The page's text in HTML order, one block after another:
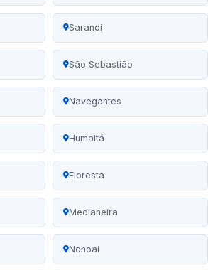
Sarandi
São Sebastião
Navegantes
Humaitá
Floresta
Medianeira
Nonoai